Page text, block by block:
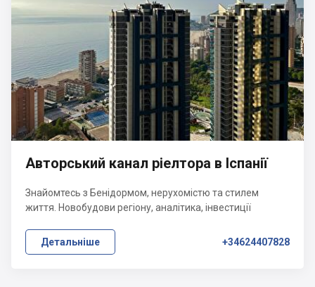
Авторський канал ріелтора в Іспанії
Знайомтесь з Бенідормом, нерухомістю та стилем
життя. Новобудови регіону, аналітика, інвестиції
Детальніше +34624407828